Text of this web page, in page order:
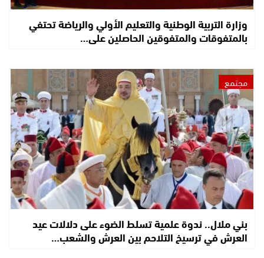
وزارة التربية الوطنية والتعليم الأولي والرياضة تحتفي
بالمتفوقات والمتفوقين الحاصلين على…
مجتمع
بني ملال.. ندوة علمية تسلط الضوء على دلالات عيد
العرش في ترسيخ التلاحم بين العرش والشعب…